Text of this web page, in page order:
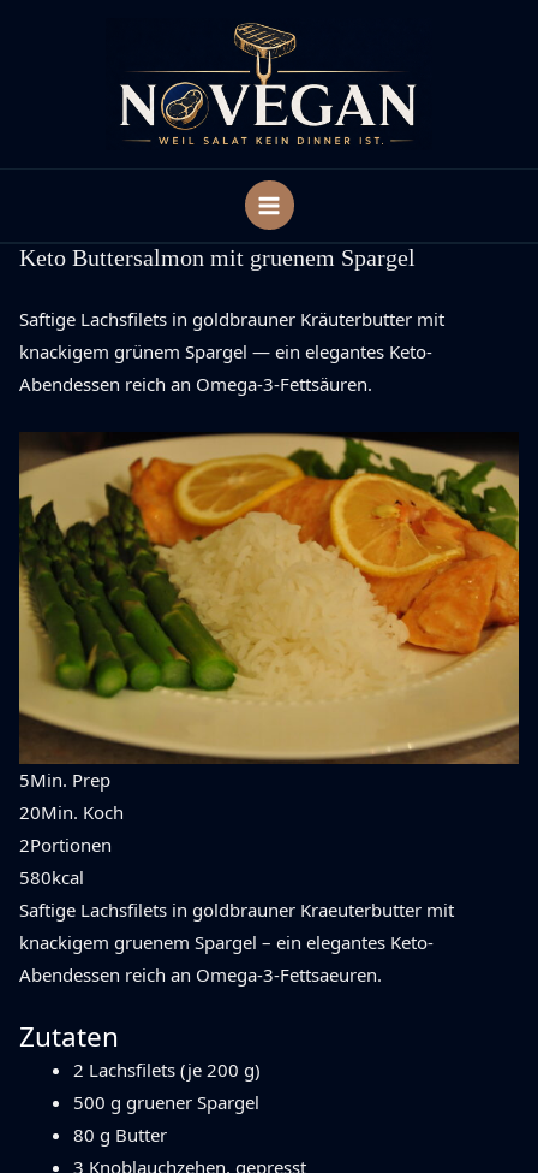
Keto Buttersalmon mit gruenem Spargel
Saftige Lachsfilets in goldbrauner Kräuterbutter mit
knackigem grünem Spargel — ein elegantes Keto-
Abendessen reich an Omega-3-Fettsäuren.
5Min. Prep
20Min. Koch
2Portionen
580kcal
Saftige Lachsfilets in goldbrauner Kraeuterbutter mit
knackigem gruenem Spargel – ein elegantes Keto-
Abendessen reich an Omega-3-Fettsaeuren.
Zutaten
2 Lachsfilets (je 200 g)
500 g gruener Spargel
80 g Butter
3 Knoblauchzehen, gepresst